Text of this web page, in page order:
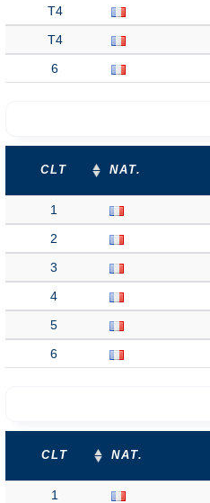
T4
T4
6
CLT NAT.
1
2
3
4
5
6
CLT NAT.
1